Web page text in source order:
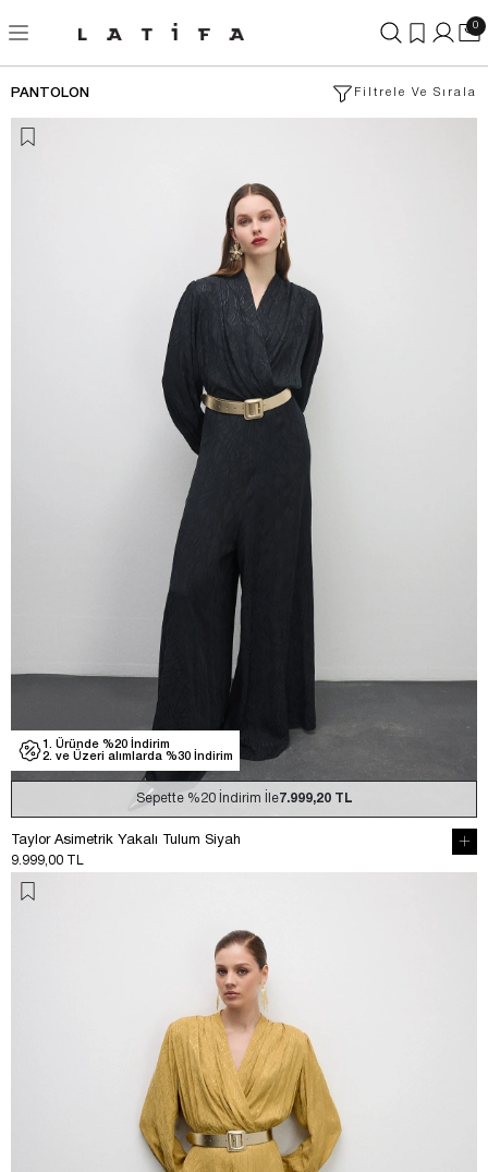
0
PANTOLON Filtrele Ve Sırala
1. Üründe %20 İndirim
2. ve Üzeri alımlarda %30 İndirim
Sepette %20 İndirim İle7.999,20 TL
Taylor Asimetrik Yakalı Tulum Siyah
9.999,00 TL